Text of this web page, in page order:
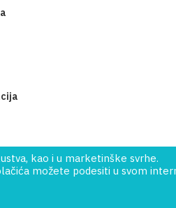
kao i u marketinške svrhe.
možete podesiti u svom